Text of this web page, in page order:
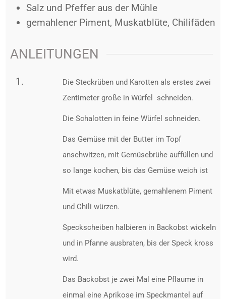
Salz und Pfeffer aus der Mühle
gemahlener Piment, Muskatblüte, Chilifäden
ANLEITUNGEN
Die Steckrüben und Karotten als erstes zwei
Zentimeter große in Würfel
schneiden.
Die Schalotten in feine Würfel schneiden.
Das Gemüse mit der Butter im Topf
anschwitzen, mit Gemüsebrühe auffüllen und
so lange kochen, bis das Gemüse weich ist
Mit etwas Muskatblüte, gemahlenem Piment
und Chili würzen.
Speckscheiben halbieren in Backobst wickeln
und in Pfanne ausbraten, bis der Speck kross
wird.
Das Backobst je zwei Mal eine Pflaume in
einmal eine Aprikose im Speckmantel auf